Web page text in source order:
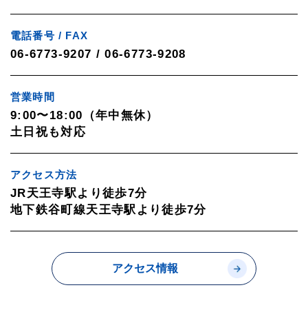
電話番号 / FAX
06-6773-9207 / 06-6773-9208
営業時間
9:00〜18:00（年中無休）
土日祝も対応
アクセス方法
JR天王寺駅より徒歩7分
地下鉄谷町線天王寺駅より徒歩7分
アクセス情報